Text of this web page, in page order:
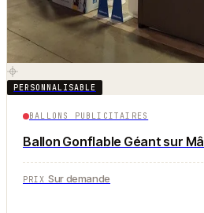
PERSONNALISABLE
BALLONS PUBLICITAIRES
Ballon Gonflable Géant sur
PRIX Sur demande